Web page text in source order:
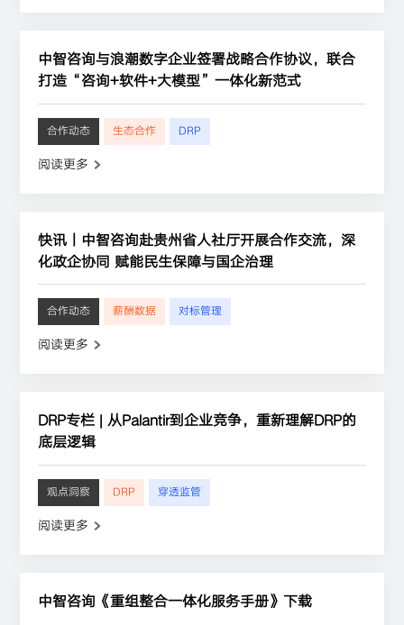
中智咨询与浪潮数字企业签署战略合作协议，联合
打造“咨询+软件+大模型”一体化新范式
合作动态 生态合作 DRP
阅读更多
快讯丨中智咨询赴贵州省人社厅开展合作交流，深
化政企协同 赋能民生保障与国企治理
合作动态 薪酬数据 对标管理
阅读更多
DRP专栏 | 从Palantir到企业竞争，重新理解DRP的
底层逻辑
观点洞察 DRP 穿透监管
阅读更多
中智咨询《重组整合一体化服务手册》下载